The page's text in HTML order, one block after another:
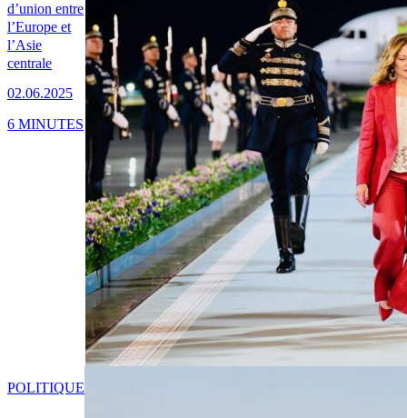
d’union entre
l’Europe et
l’Asie
centrale
02.06.2025
6 MINUTES
POLITIQUE